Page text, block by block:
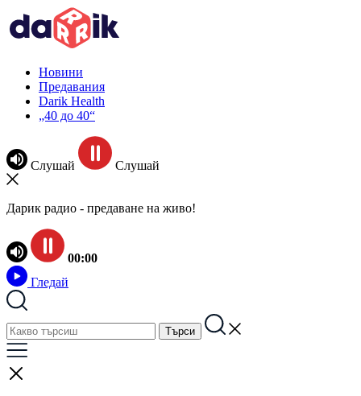
Новини
Предавания
Darik Health
„40 до 40“
Слушай Слушай
Дарик радио - предаване на живо!
00:00
Гледай